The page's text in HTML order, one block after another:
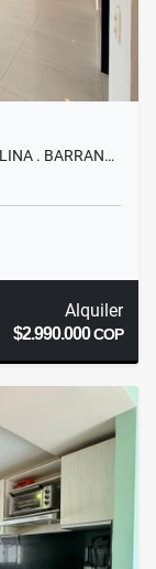
. BARRAN…
Alquiler
$2.990.000COP